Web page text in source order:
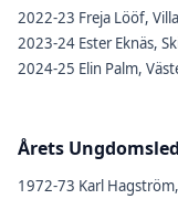
2022-23 Freja Lööf,
2023-24 Ester Eknäs,
2024-25 Elin Palm,
Årets
1972-73 Karl